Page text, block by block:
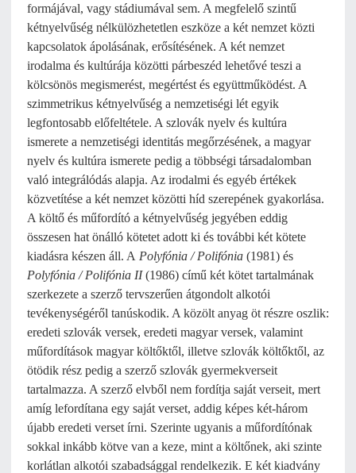
formájával, vagy stádiumával sem. A megfelelő szintű
kétnyelvűség nélkülözhetetlen eszköze a két nemzet közti
kapcsolatok ápolásának, erősítésének. A két nemzet
irodalma és kultúrája közötti párbeszéd lehetővé teszi a
kölcsönös megismerést, megértést és együttműködést. A
szimmetrikus kétnyelvűség a nemzetiségi lét egyik
legfontosabb előfeltétele. A szlovák nyelv és kultúra
ismerete a nemzetiségi identitás megőrzésének, a magyar
nyelv és kultúra ismerete pedig a többségi társadalomban
való integrálódás alapja. Az irodalmi és egyéb értékek
közvetítése a két nemzet közötti híd szerepének gyakorlása.
A költő és műfordító a kétnyelvűség jegyében eddig
összesen hat önálló kötetet adott ki és további két kötete
kiadásra készen áll. A Polyfónia / Polifónia (1981) és
Polyfónia / Polifónia II(1986) című két kötet tartalmának
szerkezete a szerző tervszerűen átgondolt alkotói
tevékenységéről tanúskodik. A közölt anyag öt részre oszlik:
eredeti szlovák versek, eredeti magyar versek, valamint
műfordítások magyar költőktől, illetve szlovák költőktől, az
ötödik rész pedig a szerző szlovák gyermekverseit
tartalmazza. A szerző elvből nem fordítja saját verseit, mert
amíg lefordítana egy saját verset, addig képes két-három
újabb eredeti verset írni. Szerinte ugyanis a műfordítónak
sokkal inkább kötve van a keze, mint a költőnek, aki szinte
korlátlan alkotói szabadsággal rendelkezik. E két kiadvány